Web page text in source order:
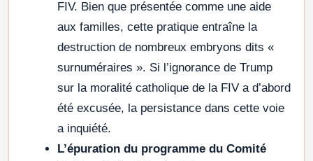
FIV. Bien que présentée comme une aide
aux familles, cette pratique entraîne la
destruction de nombreux embryons dits «
surnuméraires ». Si l’ignorance de Trump
sur la moralité catholique de la FIV a d’abord
été excusée, la persistance dans cette voie
a inquiété.
L’épuration du programme du Comité